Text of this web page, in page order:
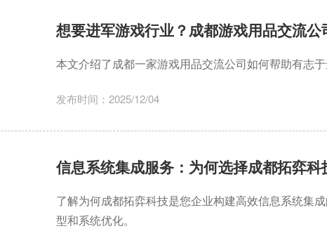
想要进军游戏行业？成都游戏用品交流公
本文介绍了成都一家游戏用品交流公司如何帮助有志
发布时间：2025/12/04
信息系统集成服务：为何选择成都拓弈
了解为何成都拓弈科技是您企业构建高效信息系统集
型和系统优化。